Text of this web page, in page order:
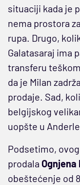
situaciji kada je
nema prostora
rupa. Drugo,
Galatasaraj ima
transferu
da je Milan
prodaje. Sad,
belgijskog
uopšte u
Podsetimo,
prodala Ognjena
obeštećenje od